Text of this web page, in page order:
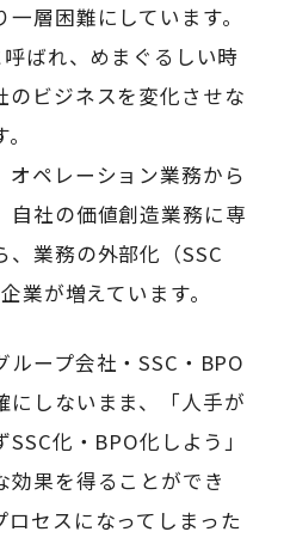
層困難にしています。
ばれ、めまぐるしい時
のビジネスを変化させな
オペレーション業務から
自社の価値創造業務に専
、業務の外部化（SSC
業が増えています。
ループ会社・SSC・BPO
にしないまま、「人手が
化・BPO化しよう」
効果を得ることができ
セスになってしまった